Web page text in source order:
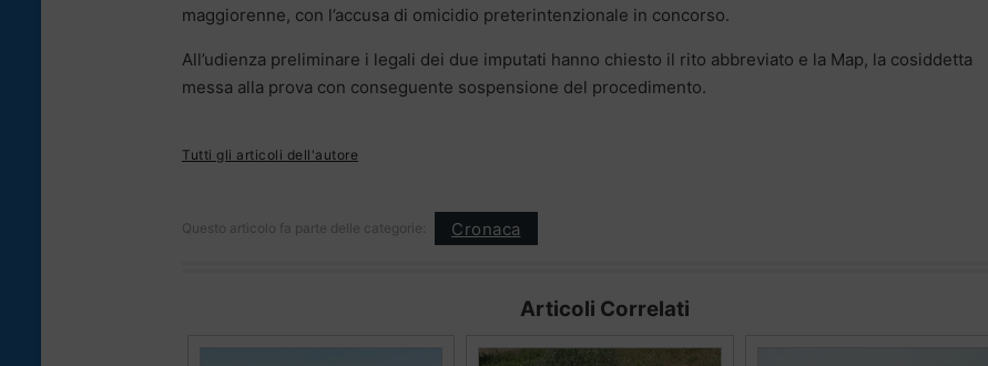
maggiorenne, con l’accusa di omicidio preterintenzionale in concorso.
All’udienza preliminare i legali dei due imputati hanno chiesto il rito abbreviato e la Map, la cosiddetta
messa alla prova con conseguente sospensione del procedimento.
Tutti gli articoli dell'autore
Questo articolo fa parte delle categorie: Cronaca
Articoli Correlati